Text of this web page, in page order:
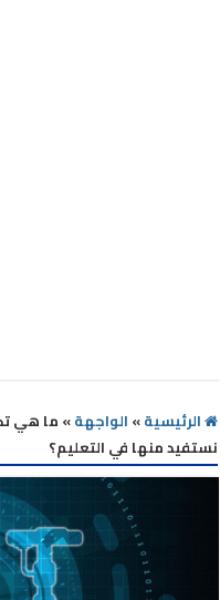
الرئيسية» الواجهة»
نستفيد منها في التعليم؟